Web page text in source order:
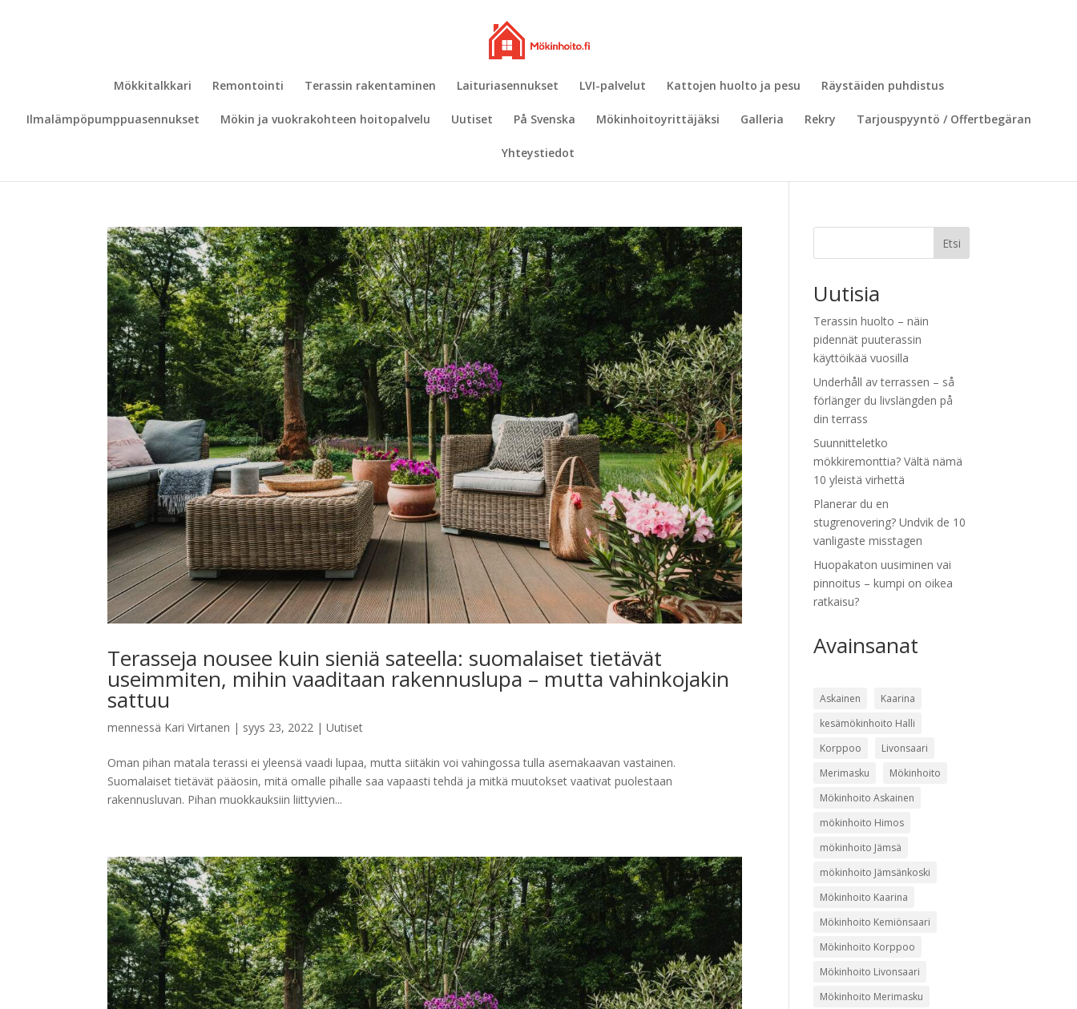
Mökkitalkkari Remontointi Terassin rakentaminen Laituriasennukset LVI-palvelut Kattojen huolto ja pesu Räystäiden puhdistus
Ilmalämpöpumppuasennukset Mökin ja vuokrakohteen hoitopalvelu Uutiset På Svenska Mökinhoitoyrittäjäksi Galleria Rekry Tarjouspyyntö / Offertbegäran
Yhteystiedot
Terasseja nousee kuin sieniä sateella: suomalaiset tietävät
useimmiten, mihin vaaditaan rakennuslupa – mutta vahinkojakin
sattuu
mennessä Kari Virtanen | syys 23, 2022 |Uutiset
Oman pihan matala terassi ei yleensä vaadi lupaa, mutta siitäkin voi vahingossa tulla asemakaavan vastainen.
Suomalaiset tietävät pääosin, mitä omalle pihalle saa vapaasti tehdä ja mitkä muutokset vaativat puolestaan
rakennusluvan. Pihan muokkauksiin liittyvien...
Etsi
Uutisia
Terassin huolto – näin
pidennät puuterassin
käyttöikää vuosilla
Underhåll av terrassen – så
förlänger du livslängden på
din terrass
Suunnitteletko
mökkiremonttia? Vältä nämä
10 yleistä virhettä
Planerar du en
stugrenovering? Undvik de 10
vanligaste misstagen
Huopakaton uusiminen vai
pinnoitus – kumpi on oikea
ratkaisu?
Avainsanat
Askainen
Kaarina
kesämökinhoito Halli
Korppoo
Livonsaari
Merimasku
Mökinhoito
Mökinhoito Askainen
mökinhoito Himos
mökinhoito Jämsä
mökinhoito Jämsänkoski
Mökinhoito Kaarina
Mökinhoito Kemiönsaari
Mökinhoito Korppoo
Mökinhoito Livonsaari
Mökinhoito Merimasku